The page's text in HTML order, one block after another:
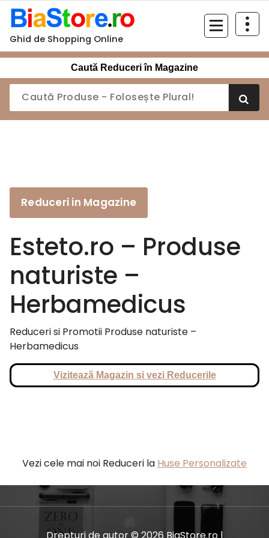
Sari
conținut
Ghid de Shopping Online
Caută Reduceri în Magazine
Reduceri in Magazine
Esteto.ro – Produse
naturiste –
Herbamedicus
Reduceri si Promotii Produse naturiste –
Herbamedicus
Vizitează Magazin si vezi Reducerile
Vezi cele mai noi Reduceri la Huse Personalizate